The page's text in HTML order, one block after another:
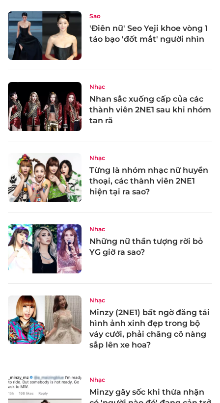
Sao
'Điên nữ' Seo Yeji khoe vòng 1
táo bạo 'đốt mắt' người nhìn
Nhạc
Nhan sắc xuống cấp của các
thành viên 2NE1 sau khi nhóm
tan rã
Nhạc
Từng là nhóm nhạc nữ huyền
thoại, các thành viên 2NE1
hiện tại ra sao?
Nhạc
Những nữ thần tượng rời bỏ
YG giờ ra sao?
Nhạc
Minzy (2NE1) bất ngờ đăng tải
hình ảnh xinh đẹp trong bộ
váy cưới, phải chăng cô nàng
sắp lên xe hoa?
Nhạc
Minzy gây sốc khi thừa nhận